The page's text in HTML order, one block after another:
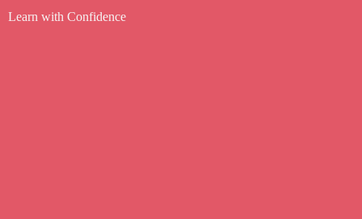
Learn with Confidence